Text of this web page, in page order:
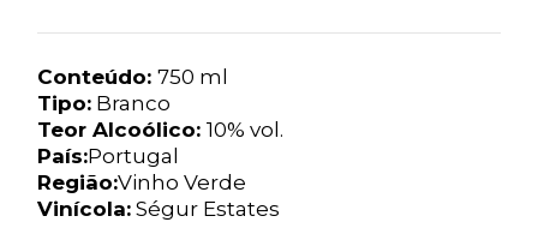
Conteúdo: 750 ml
Tipo:Branco
Teor Alcoólico: 10% vol.
País:Portugal
Região:Vinho Verde
Vinícola:Ségur Estates